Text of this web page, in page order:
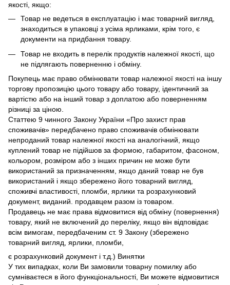
якості, якщо:
Товар не ведеться в експлуатацію і має товарний вигляд,
знаходиться в упаковці з усіма ярликами, крім того, є
документи на придбання товару.
Товар не входить в перелік продуктів належної якості, що
не підлягають поверненню і обміну.
Покупець має право обмінювати товар належної якості на іншу
торгову пропозицію цього товару або товару, ідентичний за
вартістю або на інший товар з доплатою або поверненням
різниці за ціною.
Статтею 9 чинного Закону України «Про захист прав
споживачів» передбачено право споживачів обмінювати
непроданий товар належної якості на аналогічний, якщо
куплений товар не підійшов за формою, габаритом, фасоном,
кольором, розміром або з інших причин не може бути
використаний за призначенням, якщо даний товар не був
використаний і якщо збережено його товарний вигляд,
споживчі властивості, пломби, ярлики та розрахунковий
документ, виданий. продавцем разом із товаром.
Продавець не має права відмовитися від обміну (повернення)
товару, який не включений до переліку, якщо він відповідає
всім вимогам, передбаченим ст. 9 Закону (збережено
товарний вигляд, ярлики, пломби,
є розрахунковий документ і т.д.) Винятки
У тих випадках, коли Ви замовили товарну помилку або
сумніваєтеся в його функціональності, Ви можете відмовитися